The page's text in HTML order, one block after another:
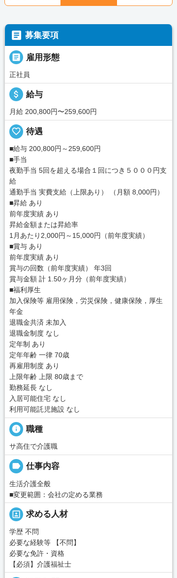
 募集要項
 雇用形態
正社員
attach_money 給与
月給 200,800円〜259,600円
favorite_border 待遇
■給与 200,800円～259,600円
■手当
夜勤手当 5回を超える場合１回につき５０００円支
給
通勤手当 実費支給（上限あり） （月額 8,000円）
■昇給 あり
前年度実績 あり
昇給金額または昇給率
1月あたり2,000円～15,000円（前年度実績）
■賞与 あり
前年度実績 あり
賞与の回数（前年度実績） 年3回
賞与金額 計 1.50ヶ月分（前年度実績）
■福利厚生
加入保険等 雇用保険，労災保険，健康保険，厚生
年金
退職金共済 未加入
退職金制度 なし
定年制 あり
定年年齢 一律 70歳
再雇用制度 あり
上限年齢 上限 80歳まで
勤務延長 なし
入居可能住宅 なし
利用可能託児施設 なし
info 職種
サ高住で介護職
label 仕事内容
生活介護全般
■変更範囲：会社の定める業務
portrait 求める人材
学歴 不問
必要な経験等 【不問】
必要な免許・資格
【必須】介護福祉士